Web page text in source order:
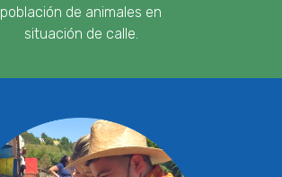
población de animales en
situación de calle.